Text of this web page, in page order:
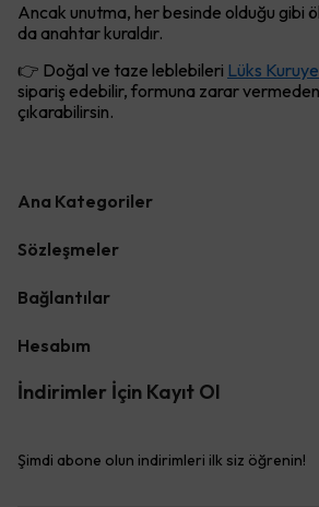
Ancak unutma, her besinde olduğu gibi
da anahtar kuraldır.
👉 Doğal ve taze leblebileri Lüks
sipariş edebilir, formuna zarar vermeden
çıkarabilirsin.
Ana Kategoriler
Sözleşmeler
Bağlantılar
Hesabım
İndirimler İçin Kayıt Ol
Şimdi abone olun indirimleri ilk siz öğrenin!